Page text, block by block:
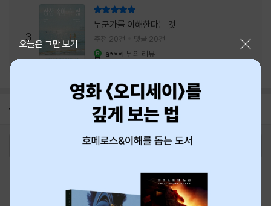
3
누군가를 이해한다는 것
추천 20건 댓글 20건
a***i 님의 리뷰
공지 8월 신용카드 무이자할부 안내
오늘은 그만 보기
최근 본 상품
티켓 1544-6399
중고샵 1566-4295
eBook 1:1문의/채팅상담
예스이십사(주) 사업자 정보